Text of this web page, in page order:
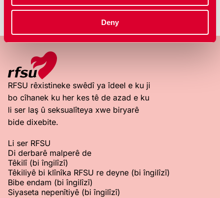
Deny
RFSU rêxistineke swêdî ya îdeel e ku ji
bo cîhanek ku her kes tê de azad e ku
li ser laş û seksualîteya xwe biryarê
bide dixebite.
Li ser RFSU
Di derbarê malperê de
Têkilî (bi îngilîzî)
Têkiliyê bi klînîka RFSU re deyne (bi îngilîzî)
Bibe endam (bi îngilîzî)
Siyaseta nepenîtiyê (bi îngilîzî)